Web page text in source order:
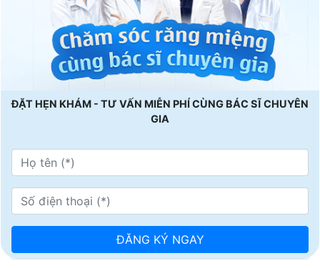
ĐẶT HẸN KHÁM - TƯ VẤN MIỄN PHÍ CÙNG BÁC SĨ CHUYÊN
GIA